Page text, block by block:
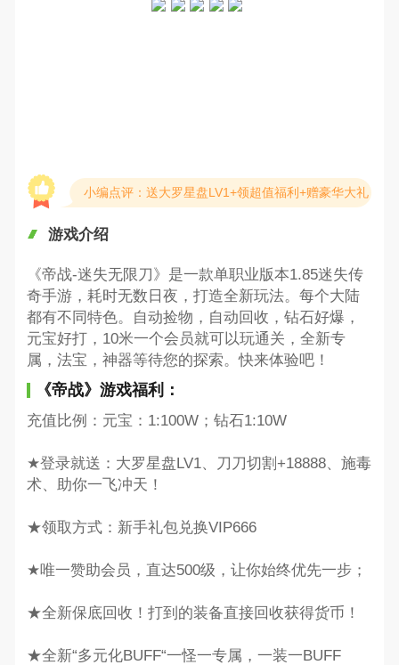
小编点评：送大罗星盘LV1+领超值福利+赠豪华大礼
游戏介绍
《帝战-迷失无限刀》是一款单职业版本1.85迷失传
奇手游，耗时无数日夜，打造全新玩法。每个大陆
都有不同特色。自动捡物，自动回收，钻石好爆，
元宝好打，10米一个会员就可以玩通关，全新专
属，法宝，神器等待您的探索。快来体验吧！
《帝战》游戏福利：
充值比例：元宝：1:100W；钻石1:10W
★登录就送：大罗星盘LV1、刀刀切割+18888、施毒
术、助你一飞冲天！
★领取方式：新手礼包兑换VIP666
★唯一赞助会员，直达500级，让你始终优先一步；
★全新保底回收！打到的装备直接回收获得货币！
★全新“多元化BUFF“一怪一专属，一装一BUFF